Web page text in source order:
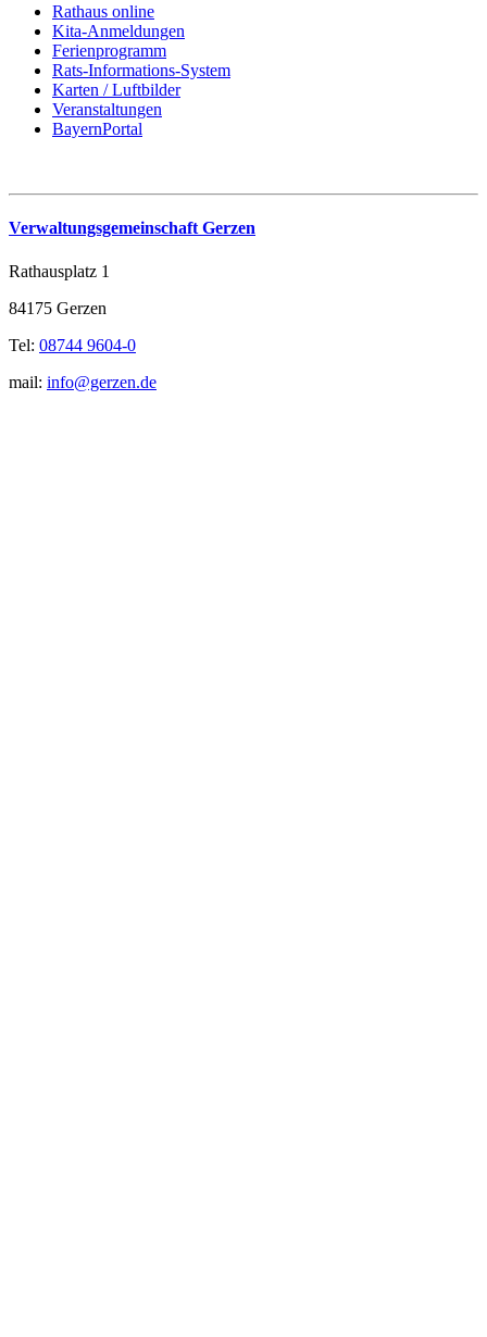
Rathaus online
Kita-Anmeldungen
Ferienprogramm
Rats-Informations-System
Karten / Luftbilder
Veranstaltungen
BayernPortal
Verwaltungsgemeinschaft Gerzen
Rathausplatz 1
84175 Gerzen
Tel: 08744 9604-0
mail: info@gerzen.de